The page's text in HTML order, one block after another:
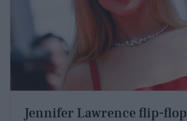
Jennifer Lawrence flip-flop